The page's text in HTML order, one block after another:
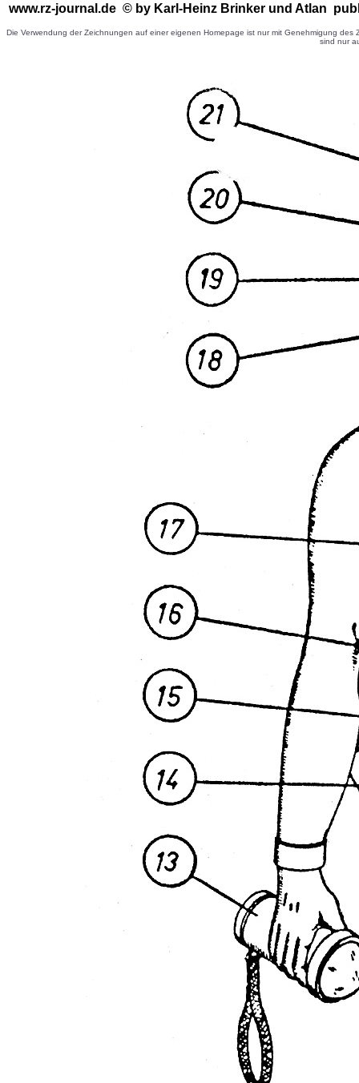
www.rz-journal.de © by Karl-Heinz Brinker und Atlan
Die Verwendung der Zeichnungen auf einer eigenen Homepage ist nur mit Genehmigung
sind nur